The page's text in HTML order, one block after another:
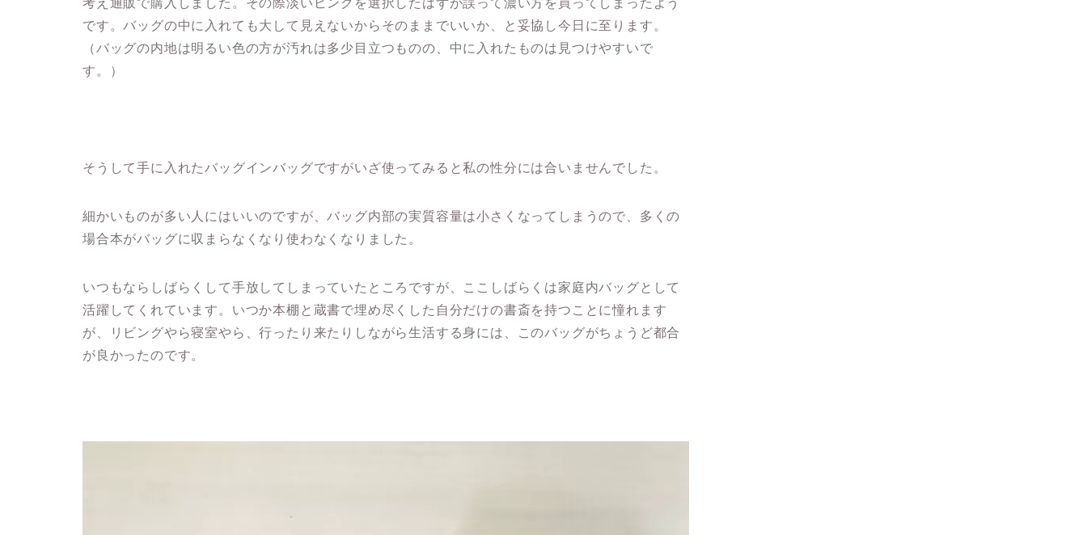
考え通販で購入しました。その際淡いピンクを選択したはずが誤って濃い方を買ってしまったよう
です。バッグの中に入れても大して見えないからそのままでいいか、と妥協し今日に至ります。
（バッグの内地は明るい色の方が汚れは多少目立つものの、中に入れたものは見つけやすいで
す。）
そうして手に入れたバッグインバッグですがいざ使ってみると私の性分には合いませんでした。
細かいものが多い人にはいいのですが、バッグ内部の実質容量は小さくなってしまうので、多くの
場合本がバッグに収まらなくなり使わなくなりました。
いつもならしばらくして手放してしまっていたところですが、ここしばらくは家庭内バッグとして
活躍してくれています。いつか本棚と蔵書で埋め尽くした自分だけの書斎を持つことに憧れます
が、リビングやら寝室やら、行ったり来たりしながら生活する身には、このバッグがちょうど都合
が良かったのです。